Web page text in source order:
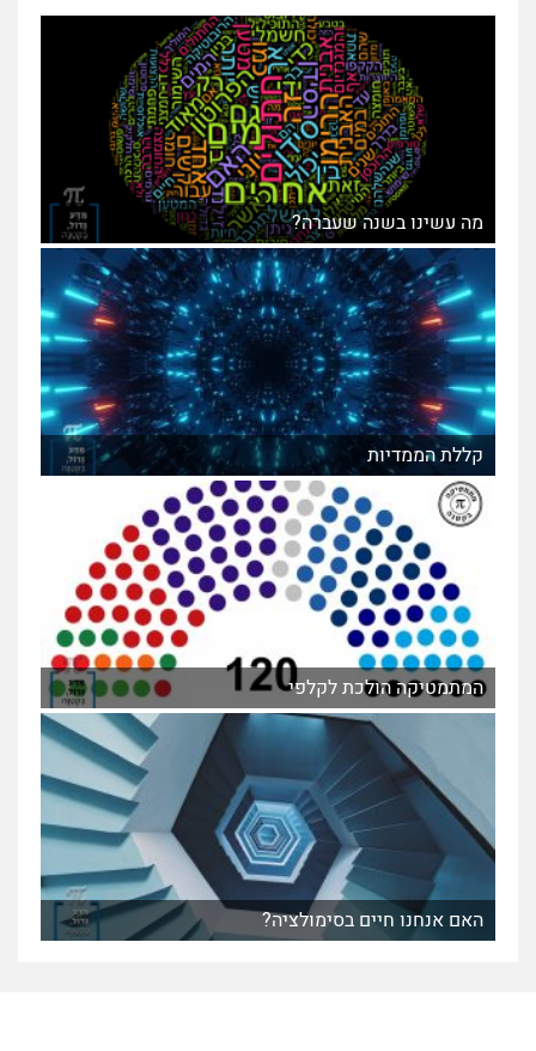
מה עשינו בשנה שעברה?
קללת הממדיות
המתמטיקה הולכת לקלפי
האם אנחנו חיים בסימולציה?